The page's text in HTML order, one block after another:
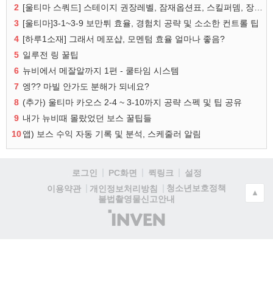
2
3 [울티마]3-1~3-9 보만튀 효율, 경험치 공략 및 소소한 컨트롤 팁
4 [하루1소재] 그래서 메포샵, 모멘텀 효율 얼마나 좋음?
5 일루전 링 꿀팁
6 뉴비에서 메잘알까지 1편 - 쿨타임 시스템
7 엥?? 마빌 안가도 분해가 되네요?
8 (추가) 울티마 카오스 2-4 ~ 3-10까지 공략 스펙 및 팁 공유
9 내가 뉴비때 몰랐었던 보스 꿀팁들
10앱) 보스 수익 자동 기록 및 분석, 스케줄러 알림
로그인 PC화면 퀵링크
설정
이용약관
개인정보처리방침
청소년보호정책
불법촬영물신고안내
(주)
인
▲